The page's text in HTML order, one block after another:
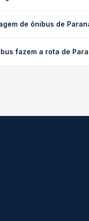
Na Quero Passagem
de ônibus de
Na Quero
fazem a rota de